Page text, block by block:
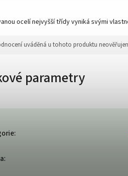
ocelí nejvyšší třídy vyniká svými
uváděná u tohoto produktu
parametry
:
: